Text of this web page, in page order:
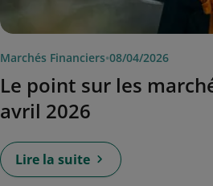
Marchés Financiers•08/04/2026
Le point sur les
avril 2026
Lire la suite